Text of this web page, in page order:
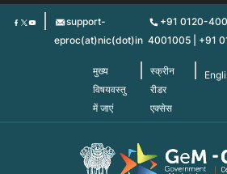
Skip
support-
eproc(at)nic(dot)in
+91 0120-
4001005 | +91
मुख्य
विषयवस्तु
में जाएं
स्क्रीन
रीडर
एक्सेस